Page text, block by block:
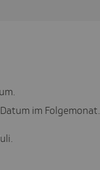
im Folgemonat.